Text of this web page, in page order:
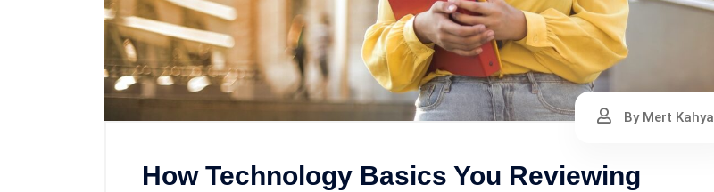
By Mert Kahya
How Technology Basics You Reviewing